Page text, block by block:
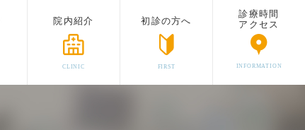
院内紹介
CLINIC
初診の方へ
FIRST
診療時間
アクセス
INFORMATION